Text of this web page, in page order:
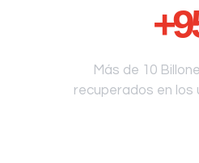
+
Más de 10
recuperados en los